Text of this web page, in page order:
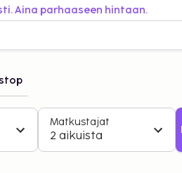
Aina parhaaseen hintaan.
Matkustajat
2 aikuista